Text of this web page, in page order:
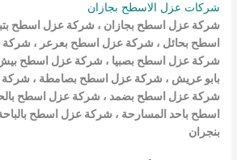
شركات عزل الاسطح بجازان
شركة عزل اسطح بجازان ، شركة عزل اسطح
اسطح بحائل ، شركة عزل اسطح بعرعر ، شركة
شركة عزل اسطح بصبيا ، شركة عزل اسطح
بابو عريش ، شركة عزل اسطح بصامطة ، شركة
شركة عزل اسطح بضمد ، شركة عزل اسطح
اسطح باحد المسارحة ، شركة عزل اسطح
بنجران